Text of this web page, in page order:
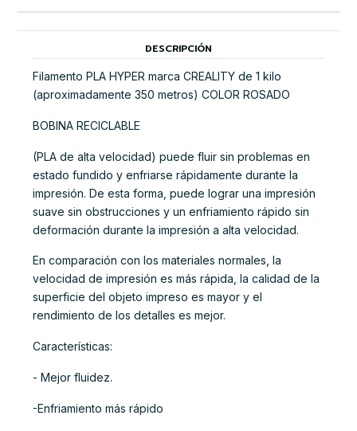
DESCRIPCIÓN
Filamento PLA HYPER marca CREALITY de 1 kilo
(aproximadamente 350 metros) COLOR ROSADO
BOBINA RECICLABLE
(PLA de alta velocidad) puede fluir sin problemas en
estado fundido y enfriarse rápidamente durante la
impresión. De esta forma, puede lograr una impresión
suave sin obstrucciones y un enfriamiento rápido sin
deformación durante la impresión a alta velocidad.
En comparación con los materiales normales, la
velocidad de impresión es más rápida, la calidad de la
superficie del objeto impreso es mayor y el
rendimiento de los detalles es mejor.
Características:
- Mejor fluidez.
-Enfriamiento más rápido